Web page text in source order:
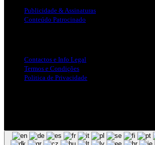
Publicidade & Assinaturas
Conteúdo Patrocinado
Contactos e Info Legal
Termos e Condições
Politica de Privacidade